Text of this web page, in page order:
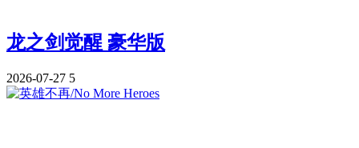
龙之剑觉醒 豪华版
2026-07-27 5